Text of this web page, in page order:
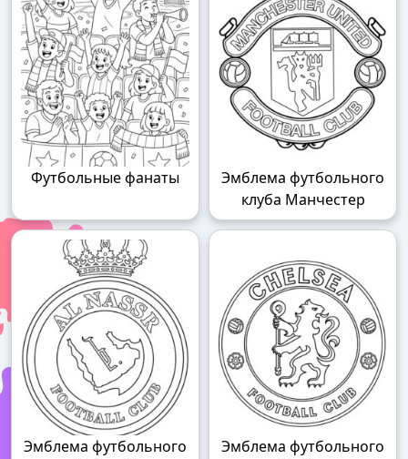
Футбольные фанаты
Эмблема футбольного
клуба Манчестер
Эмблема футбольного
Эмблема футбольного